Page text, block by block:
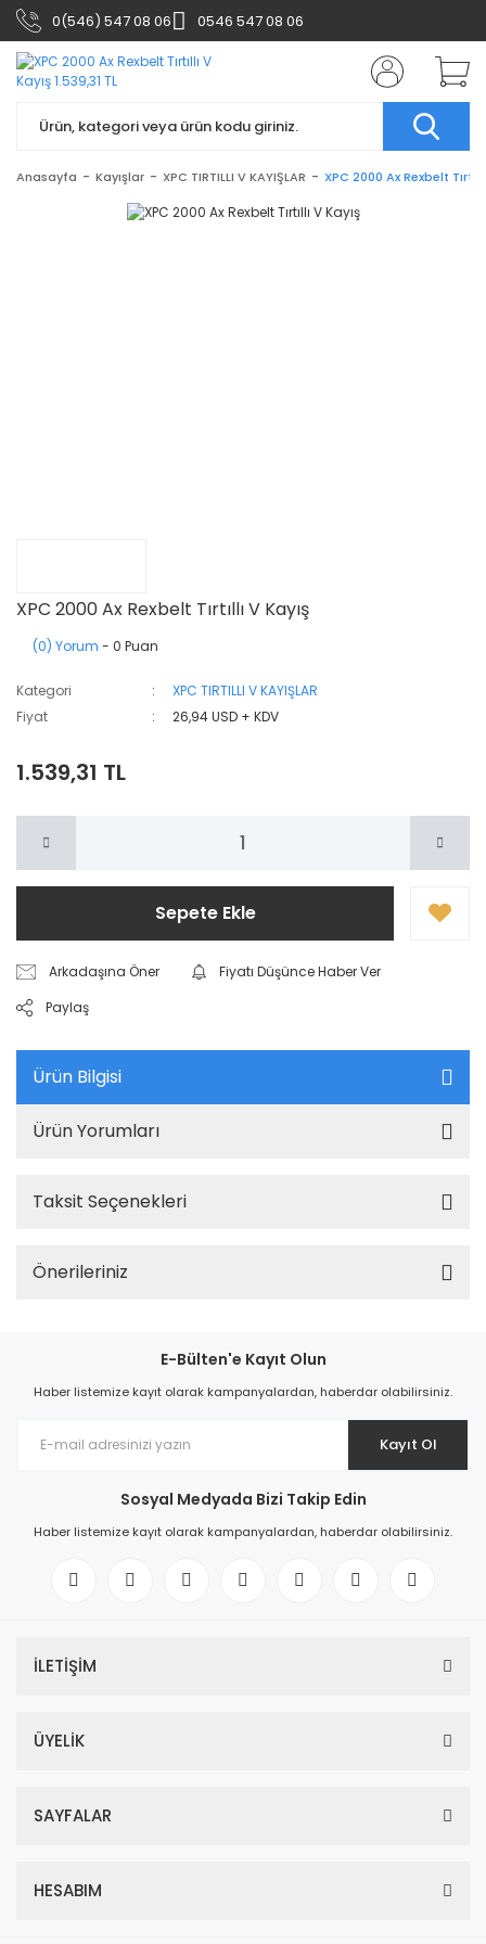
0(546) 547 08 06 0546 547 08 06
Anasayfa Kayışlar XPC TIRTILLI V KAYIŞLAR XPC 2000 Ax Rexbelt
XPC 2000 Ax Rexbelt Tırtıllı V Kayış
(0) Yorum - 0 Puan
Kategori
XPC TIRTILLI V KAYIŞLAR
Fiyat
26,94 USD + KDV
1.539,31 TL
Sepete Ekle
Arkadaşına Öner
Fiyatı Düşünce Haber Ver
Paylaş
Ürün Bilgisi
Ürün Yorumları
Taksit Seçenekleri
Önerileriniz
E-Bülten'e Kayıt Olun
Haber listemize kayıt olarak kampanyalardan, haberdar olabilirsiniz.
Kayıt Ol
Sosyal Medyada Bizi Takip Edin
Haber listemize kayıt olarak kampanyalardan, haberdar olabilirsiniz.
İLETİŞİM
ÜYELİK
SAYFALAR
HESABIM